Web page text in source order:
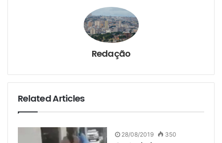
Redação
Related Articles
28/08/2019 350